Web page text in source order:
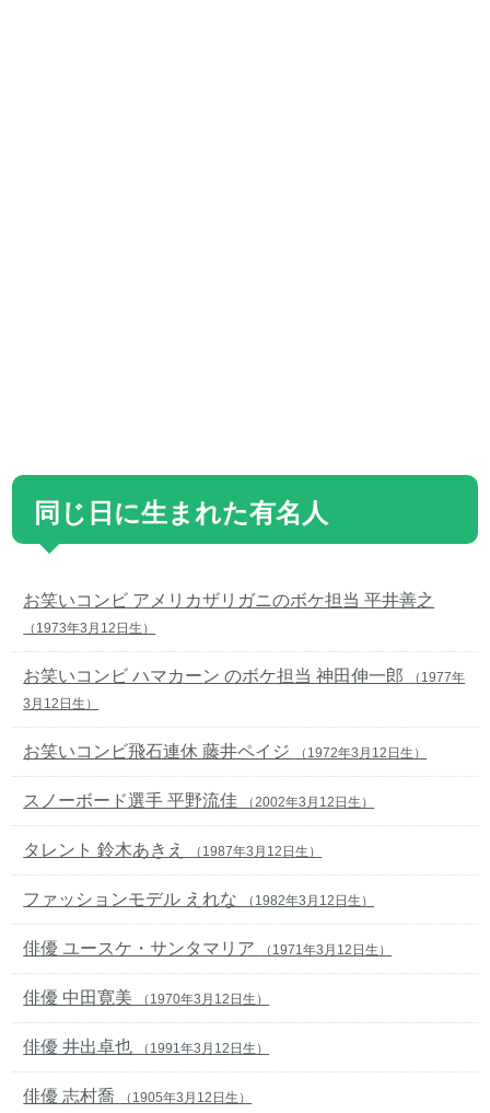
同じ日に生まれた有名人
お笑いコンビ アメリカザリガニのボケ担当 平井善之
（1973年3月12日生）
お笑いコンビ ハマカーン のボケ担当 神田伸一郎
（1977年
3月12日生）
お笑いコンビ飛石連休 藤井ペイジ （1972年3月12日生）
スノーボード選手 平野流佳 （2002年3月12日生）
タレント 鈴木あきえ （1987年3月12日生）
ファッションモデル えれな （1982年3月12日生）
俳優 ユースケ・サンタマリア （1971年3月12日生）
俳優 中田寛美 （1970年3月12日生）
俳優 井出卓也 （1991年3月12日生）
俳優 志村喬 （1905年3月12日生）